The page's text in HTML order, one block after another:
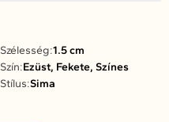
Szélesség:1.5 cm
Szín:Ezüst, Fekete, Színes
Stílus:Sima